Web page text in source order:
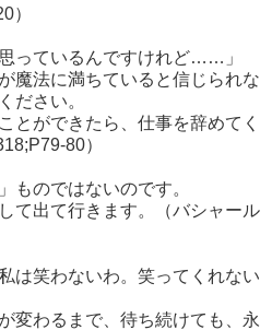
）
っているんですけれど……」
魔法に満ちていると信じられな
ださい。
とができたら、仕事を辞めてく
80）
ものではないのです。
て出て行きます。（バシャール
は笑わないわ。笑ってくれない
変わるまで、待ち続けても、永